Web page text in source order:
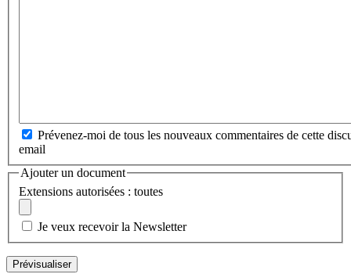
Prévenez-moi de tous les nouveaux commentaires de cette
email
Ajouter un document
Extensions autorisées : toutes
Je veux recevoir la Newsletter